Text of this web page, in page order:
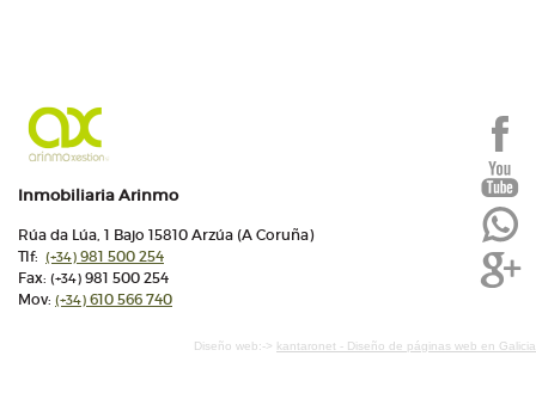
Inmobiliaria Arinmo
Rúa da Lúa, 1 Bajo 15810 Arzúa (A Coruña)
Tlf: (+34) 981 500 254
Fax: (+34) 981 500 254
Mov: (+34) 610 566 740
Diseño web:-> kantaronet - Diseño de páginas web en Galicia